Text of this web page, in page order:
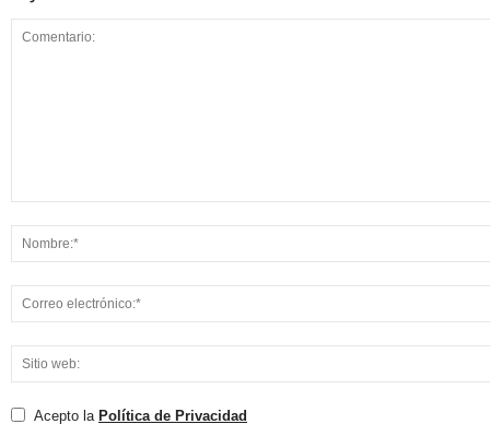
Acepto la Política de Privacidad